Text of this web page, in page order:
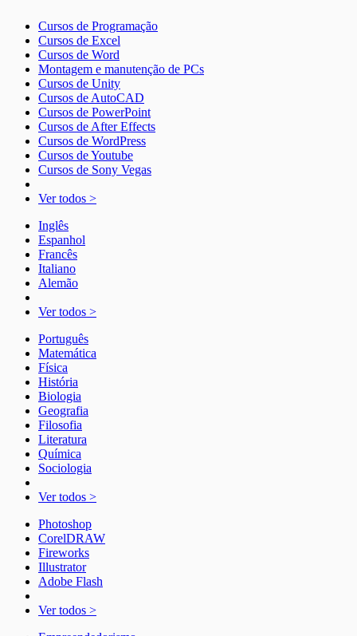
Cursos de Programação
Cursos de Excel
Cursos de Word
Montagem e manutenção de PCs
Cursos de Unity
Cursos de AutoCAD
Cursos de PowerPoint
Cursos de After Effects
Cursos de WordPress
Cursos de Youtube
Cursos de Sony Vegas
Ver todos >
Inglês
Espanhol
Francês
Italiano
Alemão
Ver todos >
Português
Matemática
Física
História
Biologia
Geografia
Filosofia
Literatura
Química
Sociologia
Ver todos >
Photoshop
CorelDRAW
Fireworks
Illustrator
Adobe Flash
Ver todos >